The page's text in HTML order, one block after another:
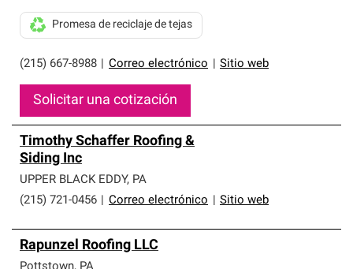
(215) 667-8988 Correo electrónico Sitio web
Promesa de reciclaje de tejas
Solicitar una cotización
Timothy Schaffer Roofing &
Siding Inc
UPPER BLACK EDDY, PA
(215) 721-0456
Correo electrónico Sitio web
Rapunzel Roofing LLC